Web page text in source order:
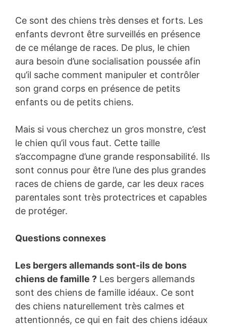
Ce sont des chiens très denses et forts. Les
enfants devront être surveillés en présence
de ce mélange de races. De plus, le chien
aura besoin d’une socialisation poussée afin
qu’il sache comment manipuler et contrôler
son grand corps en présence de petits
enfants ou de petits chiens.
Mais si vous cherchez un gros monstre, c’est
le chien qu’il vous faut. Cette taille
s’accompagne d’une grande responsabilité. Ils
sont connus pour être l’une des plus grandes
races de chiens de garde, car les deux races
parentales sont très protectrices et capables
de protéger.
Questions connexes
Les bergers allemands sont-ils de bons
chiens de famille ? Les bergers allemands
sont des chiens de famille idéaux. Ce sont
des chiens naturellement très calmes et
attentionnés, ce qui en fait des chiens idéaux